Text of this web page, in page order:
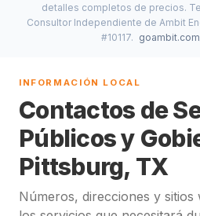
detalles completos de precios.
Consultor Independiente de Ambit
#10117.
INFORMACIÓN LOCAL
Contactos de
Públicos y
Pittsburg, TX
Números, direcciones y